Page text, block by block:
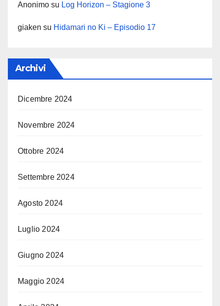
Anonimo su Log Horizon – Stagione 3
giaken su Hidamari no Ki – Episodio 17
Archivi
Dicembre 2024
Novembre 2024
Ottobre 2024
Settembre 2024
Agosto 2024
Luglio 2024
Giugno 2024
Maggio 2024